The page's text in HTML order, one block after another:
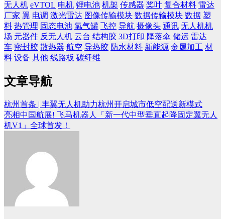
无人机 eVTOL 电机 锂电池 机架 传感器 桨叶 复合材料 雷达
厂家 翼 电调 激光雷达 图像传输模块 数据传输模块 数据 塑
料 热管理 固态电池 氢气罐 飞控 导航 摄像头 通讯 无人机机
场 元器件 反无人机 云台 结构胶 3D打印 降落伞 储运 雷达
车 密封胶 散热器 航空 导热胶 防水材料 新能源 金属加工 材
料 设备 其他 线路板 碳纤维
文章导航
杭州首条 | 丰翼无人机助力杭州开启城市低空配送新模式
亮相中国航展! 飞马机器人「新一代中型垂直起降固定翼无人
机V1」全球首发！